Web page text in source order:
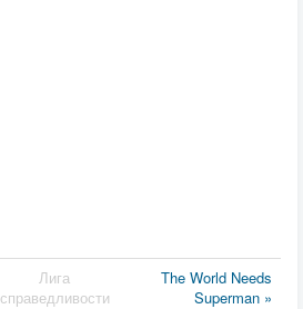
Лига
справедливости
The World Needs
Superman »